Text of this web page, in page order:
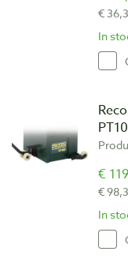
€
In
€
€
In